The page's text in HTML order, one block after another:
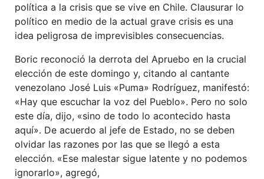
política a la crisis que se vive en Chile. Clausurar lo
político en medio de la actual grave crisis es una
idea peligrosa de imprevisibles consecuencias.
Boric reconoció la derrota del Apruebo en la crucial
elección de este domingo y, citando al cantante
venezolano José Luis «Puma» Rodríguez, manifestó:
«Hay que escuchar la voz del Pueblo». Pero no solo
este día, dijo, «sino de todo lo acontecido hasta
aquí». De acuerdo al jefe de Estado, no se deben
olvidar las razones por las que se llegó a esta
elección. «Ese malestar sigue latente y no podemos
ignorarlo», agregó,